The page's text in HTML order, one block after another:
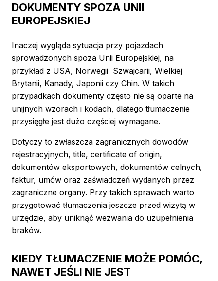
DOKUMENTY SPOZA UNII
EUROPEJSKIEJ
Inaczej wygląda sytuacja przy pojazdach
sprowadzonych spoza Unii Europejskiej, na
przykład z USA, Norwegii, Szwajcarii, Wielkiej
Brytanii, Kanady, Japonii czy Chin. W takich
przypadkach dokumenty często nie są oparte na
unijnych wzorach i kodach, dlatego tłumaczenie
przysięgłe jest dużo częściej wymagane.
Dotyczy to zwłaszcza zagranicznych dowodów
rejestracyjnych, title, certificate of origin,
dokumentów eksportowych, dokumentów celnych,
faktur, umów oraz zaświadczeń wydanych przez
zagraniczne organy. Przy takich sprawach warto
przygotować tłumaczenia jeszcze przed wizytą w
urzędzie, aby uniknąć wezwania do uzupełnienia
braków.
KIEDY TŁUMACZENIE MOŻE POMÓC,
NAWET JEŚLI NIE JEST